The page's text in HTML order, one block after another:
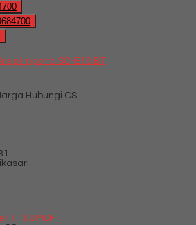
Importa SC-E18 BT
Hubungi CS
T 108 MDF